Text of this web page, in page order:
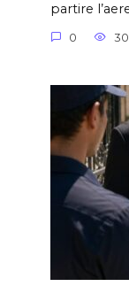
partire
0